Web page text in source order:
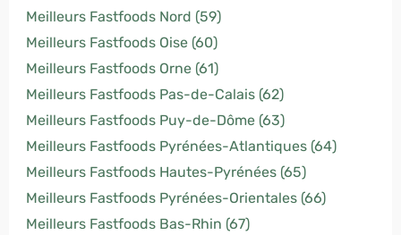
Meilleurs Fastfoods Nord (59)
Meilleurs Fastfoods Oise (60)
Meilleurs Fastfoods Orne (61)
Meilleurs Fastfoods Pas-de-Calais (62)
Meilleurs Fastfoods Puy-de-Dôme (63)
Meilleurs Fastfoods Pyrénées-Atlantiques (64)
Meilleurs Fastfoods Hautes-Pyrénées (65)
Meilleurs Fastfoods Pyrénées-Orientales (66)
Meilleurs Fastfoods Bas-Rhin (67)